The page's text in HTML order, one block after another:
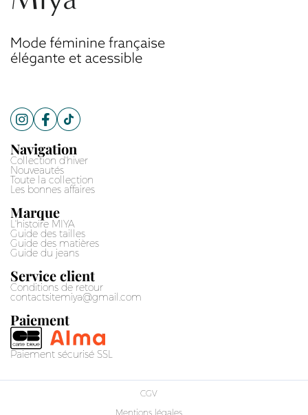
Navigation
Collection d'hiver
Nouveautés
Toute la collection
Les bonnes affaires
Marque
L'histoire MIYA
Guide des tailles
Guide des matières
Guide du jeans
Service client
Conditions de retour
contactsitemiya@gmail.com
Paiement
Paiement sécurisé SSL
CGV
Mentions légales